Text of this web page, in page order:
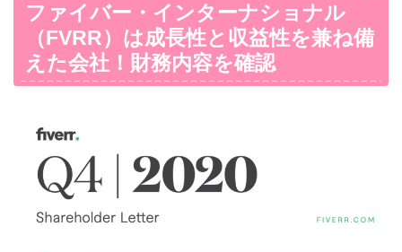
ファイバー・インターナショナル
（FVRR）は成長性と収益性を兼ね備
えた会社！財務内容を確認